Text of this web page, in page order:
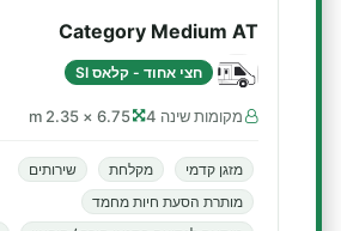
Category Medium AT
חצי אחוד - קלאס SI
מקומות שינה 4 6.75 × 2.35 m
מזגן קדמי מקלחת
שירותים
מותרת הסעת חיות מחמד